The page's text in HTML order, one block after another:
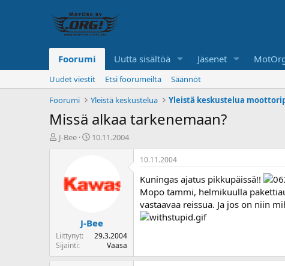
Foorumi Uutta sisältöä Jäsenet
Uudet viestit Etsi foorumeilta
Säännöt
Foorumi
Yleistä keskustelua Yleistä keskustelua
Missä alkaa tarkenemaan?
K
u
n
a
J-Bee
A
t
u
ä
ä
10.11.2004
J-Bee
Liittynyt
29.3.2004
Sijainti
Vaasa
10.11.2004
Kuningas ajatus pikkupäissä!!
Mopo tammi, helmikuulla
vastaavaa reissua. Ja jos on niin